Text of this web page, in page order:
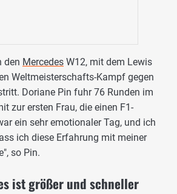
den Mercedes W12, mit dem Lewis
Weltmeisterschafts-Kampf gegen
Doriane Pin fuhr 76 Runden im
zur ersten Frau, die einen F1-
ein sehr emotionaler Tag, und ich
ich diese Erfahrung mit meiner
so Pin.
ist größer und schneller